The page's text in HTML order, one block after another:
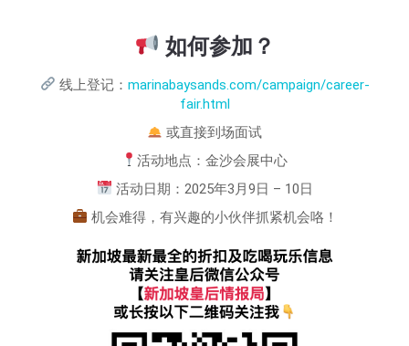
如何参加？
线上登记： marinabaysands.com/campaign/career-
fair.html
或直接到场面试
活动地点：金沙会展中心
活动日期：2025年3月9日 – 10日
机会难得，有兴趣的小伙伴抓紧机会咯！